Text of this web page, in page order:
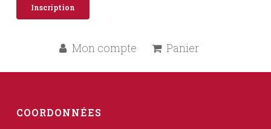
Inscription
Mon compte Panier
COORDONNÉES